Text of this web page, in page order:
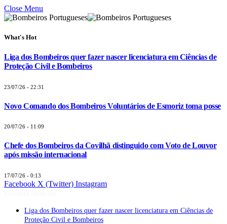
Close Menu
What's Hot
Liga dos Bombeiros quer fazer nascer licenciatura em Ciências de
Proteção Civil e Bombeiros
23/07/26 - 22:31
Novo Comando dos Bombeiros Voluntários de Esmoriz toma posse
20/07/26 - 11:09
Chefe dos Bombeiros da Covilhã distinguido com Voto de Louvor
após missão internacional
17/07/26 - 0:13
Facebook X (Twitter) Instagram
Liga dos Bombeiros quer fazer nascer licenciatura em Ciências de
Proteção Civil e Bombeiros